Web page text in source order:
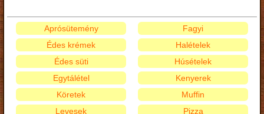
Aprósütemény
Édes krémek
Édes süti
Egytálétel
Fagyi
Halételek
Húsételek
Kenyerek
Köretek
Levesek
Muffin
Pizza